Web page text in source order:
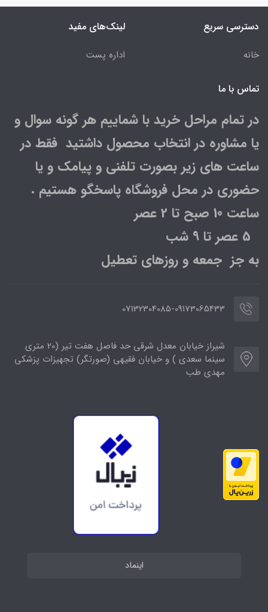
دسترسی سریع
خانه
لینک‌های مفید
اداره پست
تماس با ما
در تمام مراحل خرید با شماییم هر گونه سوال و
یا مشاوره در انتخاب محصول داشتید فقط در
ساعت های زیر بصورت تلفنی و پیامک و یا
حضوری در محل فروشگاه پاسخگو هستیم .
ساعت 10 صبح تا 2 عصر
به جز جمعه و روزهای تعطیل
07132304085-09173065433
شیراز خیابان معدل شرقی حد فاصل هفت تیر (20 متری
سینما سعدی ) و خیابان فقیهی (صورتگر) تجهیزات پزشکی
مهدی طب
اینماد